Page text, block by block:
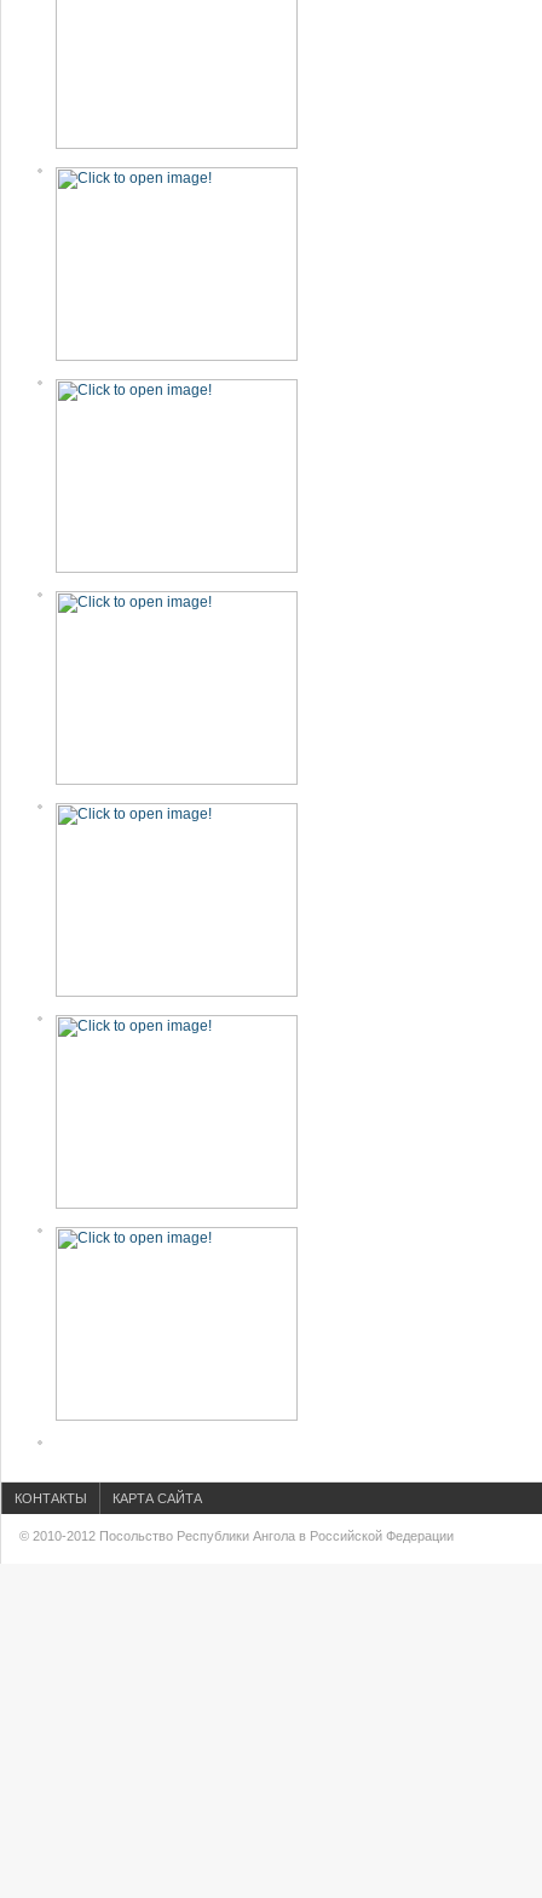
КОНТАКТЫ КАРТА САЙТА
© 2010-2012 Посольство Республики Ангола в Российской Федерации